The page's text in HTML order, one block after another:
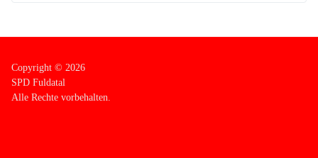
Copyright © 2026
SPD Fuldatal
Alle Rechte vorbehalten.